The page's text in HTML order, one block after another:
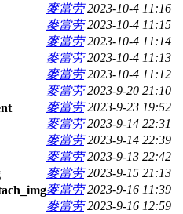
麥當劳 2023-10-4 11:16
麥當劳 2023-10-4 11:15
麥當劳 2023-10-4 11:14
麥當劳 2023-10-4 11:13
麥當劳 2023-10-4 11:12
麥當劳 2023-9-20 21:10
麥當劳 2023-9-23 19:52
麥當劳 2023-9-14 22:31
麥當劳 2023-9-14 22:39
麥當劳 2023-9-13 22:42
麥當劳 2023-9-15 21:13
麥當劳 2023-9-16 11:39
麥當劳 2023-9-16 12:59